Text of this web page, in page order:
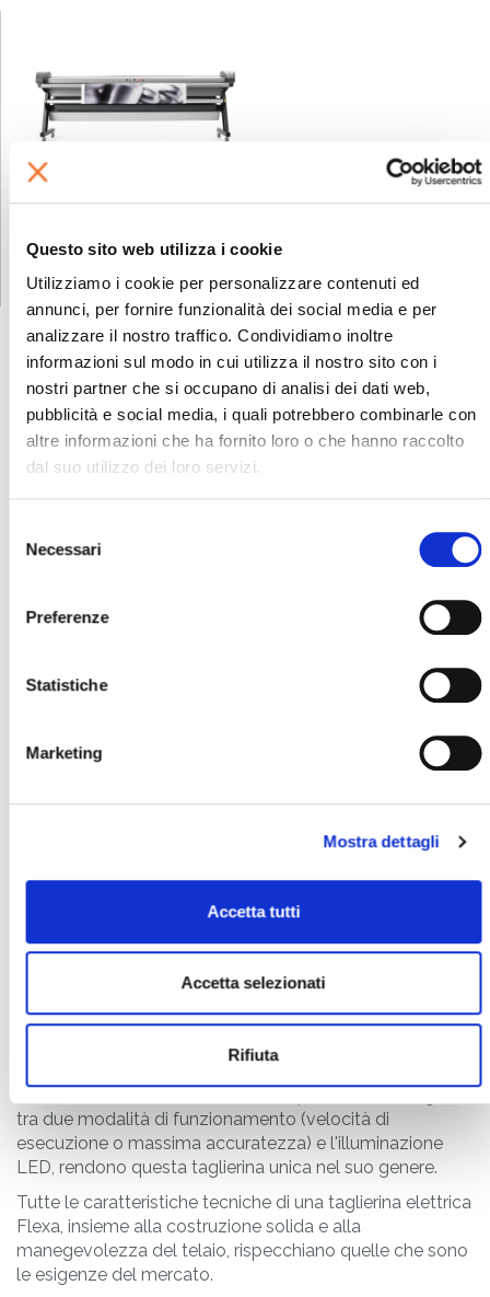
Questo sito web utilizza i cookie
Utilizziamo i cookie per personalizzare contenuti ed
annunci, per fornire funzionalità dei social media e per
analizzare il nostro traffico. Condividiamo inoltre
informazioni sul modo in cui utilizza il nostro sito con i
nostri partner che si occupano di analisi dei dati web,
pubblicità e social media, i quali potrebbero combinarle con
altre informazioni che ha fornito loro o che hanno raccolto
dal suo utilizzo dei loro servizi.
delNecessari
Preferenze
Statistiche
Marketing
Mostra dettagli
Accetta tutti
Accetta selezionati
Rifiuta
Taglierina elettrica a
flessibili
Dalla famiglia delle
taglierine Flexa
Taglierina
automatica XY
Con unataglierina elettricaadatta per il taglio di
materiali flessibili, velocità, precisione, efficienza e design
sono sempre dalla tua parte. Caratteristiche che fanno di
Flexa un punto di riferimento nel settore delfinishing.
Con una taglierina professionale elettrica puoi tagliare
tantissimi materiali. Tagli netti e precisi su carta, banner
policarbonato. Grazie alla sualama rotativa auto-
affilantemontata su una guida lineare a ricircolo di
sistema innovativo Accu View, che permette di scegliere
tra due modalità di funzionamento (velocità di
esecuzione o massima accuratezza) e l'illuminazione
LED, rendono questa taglierina unica nel suo genere.
Tutte le caratteristiche tecniche di una taglierina elettrica
Flexa, insieme alla costruzione solida e alla
manegevolezza del telaio, rispecchiano quelle che sono
le esigenze del mercato.